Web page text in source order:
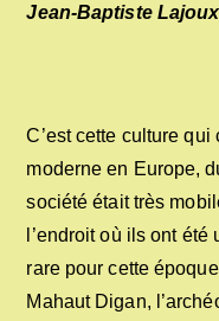
Jean-Baptiste
C’est cette culture qui
moderne en Europe,
société était très
l’endroit où ils ont
rare pour cette
Mahaut Digan,